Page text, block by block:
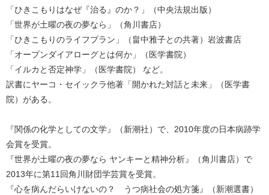
「ひきこもりはなぜ『治る』のか？」（中央法規出版）
「世界が土曜の夜の夢なら」（角川書店）
「ひきこもりのライフプラン」（畠中雅子との共著）岩波書店
「オープンダイアローグとは何か」（医学書院）
「イルカと否定神学」（医学書院） など。
訳書にヤーコ・セイックラ他著「開かれた対話と未来」（医学書
院）がある。
『関係の化学としての文学』（新潮社）で、 2010年度の日本病跡学
会賞を受賞。
『世界が土曜の夜の夢なら ヤンキーと精神分析』（角川書店） で
2013年に第11回角川財団学芸賞を受賞。
『心を病んだらいけないの？ うつ病社会の処方箋』（新潮選書）